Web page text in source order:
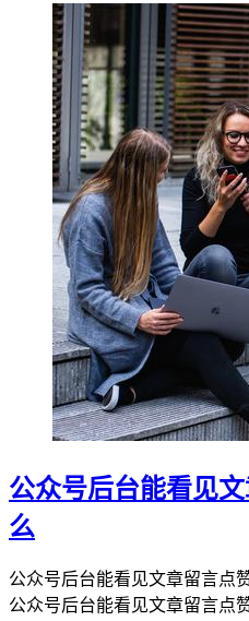
公众号后台能看见
么
公众号后台能看见文章留言点
公众号后台能看见文章留言点